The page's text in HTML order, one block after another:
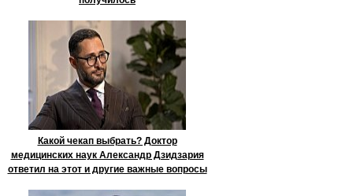
Какой чекап выбрать? Доктор
медицинских наук Александр Дзидзария
ответил на этот и другие важные вопросы